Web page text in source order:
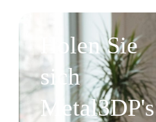
Holen Sie
sich
Metal3DP's